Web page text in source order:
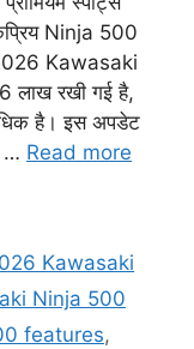
Ninja 500
Kawasaki
लाख रखी गई है,
है। इस अपडेट
… Read more
Kawasaki
Ninja 500
features,